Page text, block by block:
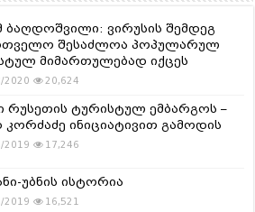
ბაღდოშვილი: ვირუსის შემდეგ
შესაძლოა პოპულარულ
მიმართულებად იქცეს
2020 20,624
რუსეთის ტურისტულ ემბარგოს –
კორძაძე ინიციატივით გამოდის
2019 17,246
უბნის ისტორია
2019 16,521